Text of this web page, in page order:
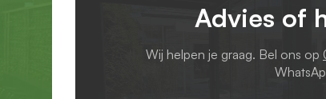
Advies of
Wij helpen je graag. Bel ons op